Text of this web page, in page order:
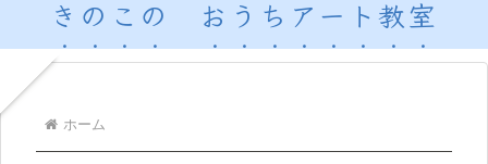
きのこの おうちアート教室
ホーム